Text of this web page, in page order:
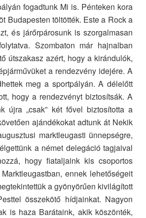
fogadtunk Mi is. Pénteken kora
Budapesten töltötték. Este a Rock a
és járőrpárosunk is szorgalmasan
Szombaton már hajnalban
útszakasz azért, hogy a kirándulók,
a rendezvény idejére. A
meg a sportpályán. A délelőtt
hogy a rendezvényt biztosítsák. A
újra „csak” két fővel biztosította a
ajándékokat adtunk át Nekik
marktleugasti ünnepségre,
a német delegáció tagjaival
hogy fiataljaink kis csoportos
ennek lehetőségeit
a gyönyörűen kivilágított
összekötő hídjainkat. Nagyon
is haza Barátaink, akik köszönték,